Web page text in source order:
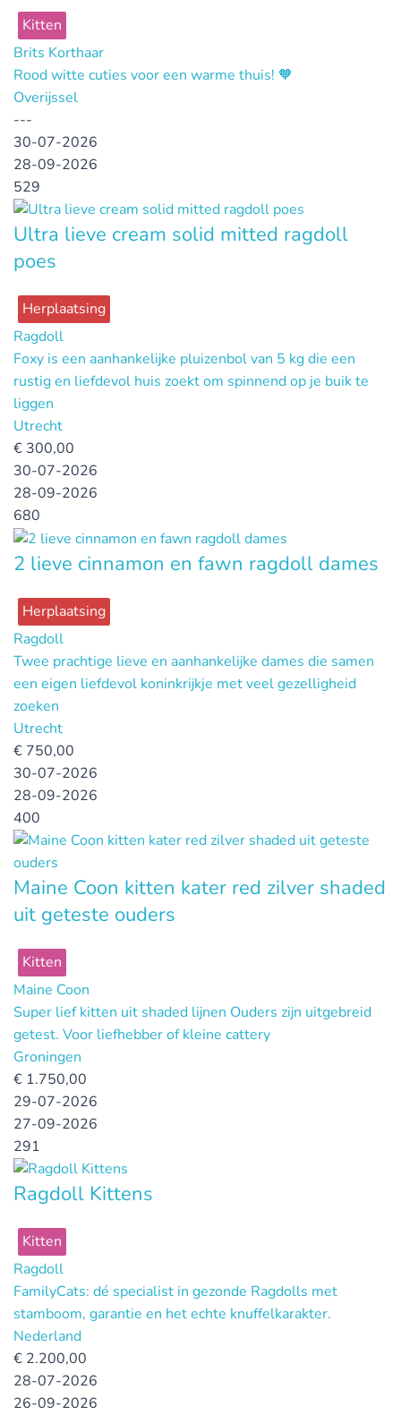
Kitten
Brits Korthaar
Rood witte cuties voor een warme thuis! 🧡
Overijssel
---
30-07-2026
28-09-2026
529
Ultra lieve cream solid mitted ragdoll
poes
Herplaatsing
Ragdoll
Foxy is een aanhankelijke pluizenbol van 5 kg die een
rustig en liefdevol huis zoekt om spinnend op je buik te
liggen
Utrecht
€ 300,00
30-07-2026
28-09-2026
680
2 lieve cinnamon en fawn ragdoll dames
Herplaatsing
Ragdoll
Twee prachtige lieve en aanhankelijke dames die samen
een eigen liefdevol koninkrijkje met veel gezelligheid
zoeken
Utrecht
€ 750,00
30-07-2026
28-09-2026
400
Maine Coon kitten kater red zilver shaded
uit geteste ouders
Kitten
Maine Coon
Super lief kitten uit shaded lijnen Ouders zijn uitgebreid
getest. Voor liefhebber of kleine cattery
Groningen
€ 1.750,00
29-07-2026
27-09-2026
291
Ragdoll Kittens
Kitten
Ragdoll
FamilyCats: dé specialist in gezonde Ragdolls met
stamboom, garantie en het echte knuffelkarakter.
Nederland
€ 2.200,00
28-07-2026
26-09-2026